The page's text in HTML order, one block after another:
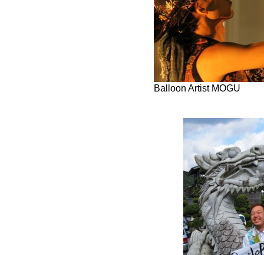
Balloon Artist MOGU